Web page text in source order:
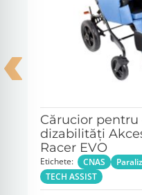
Cărucior pentru
dizabilități
Racer EVO
Etichete: CNAS
TECH ASSIST